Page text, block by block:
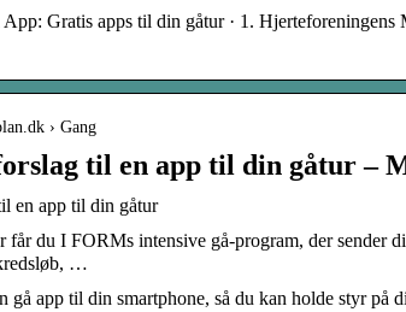
Gratis apps til din gåtur · 1.
› Gang
til en app til din gåtur –
en app til din gåtur
du I FORMs intensive gå-program, der sender
…
gå app til din smartphone, så du kan holde styr